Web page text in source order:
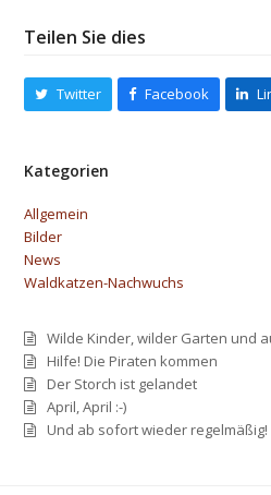
Teilen Sie dies
Twitter Facebook
Kategorien
Allgemein
Bilder
News
Waldkatzen-Nachwuchs
Wilde Kinder, wilder Garten und
Hilfe! Die Piraten kommen
Der Storch ist gelandet
April, April :-)
Und ab sofort wieder regelmäßig!